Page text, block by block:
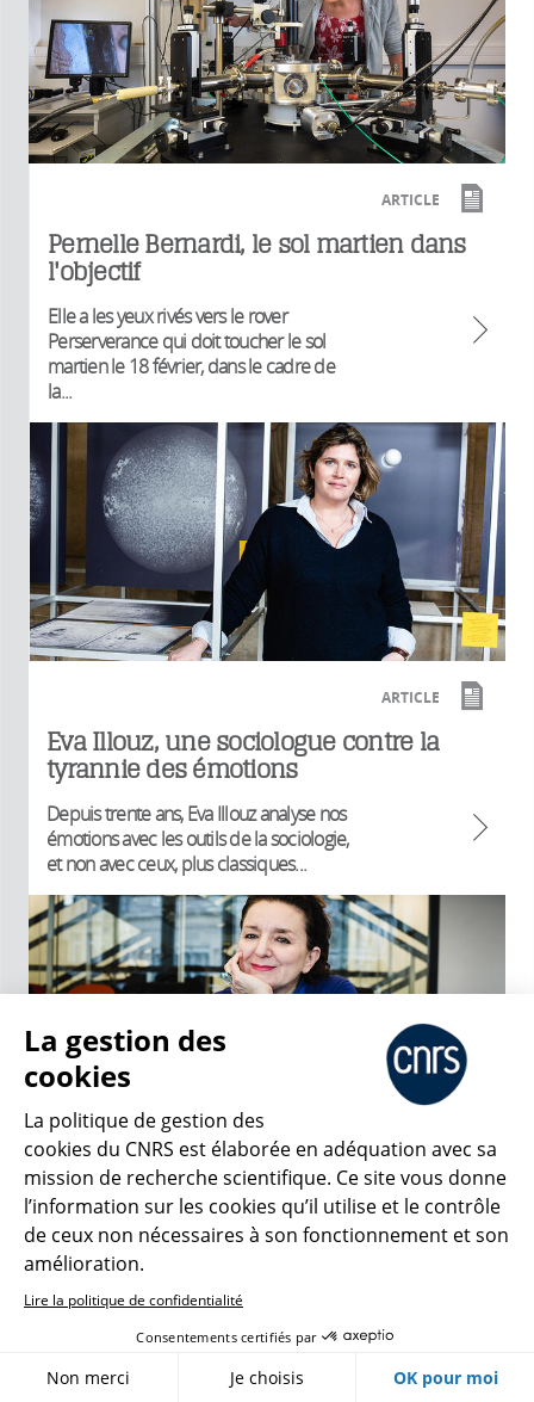
ARTICLE
Pernelle Bernardi, le sol martien dans
l'objectif
Elle a les yeux rivés vers le rover
Perserverance qui doit toucher le sol
martien le 18 février, dans le cadre de
la...
ARTICLE
Eva Illouz, une sociologue contre la
tyrannie des émotions
Depuis trente ans, Eva Illouz analyse nos
émotions avec les outils de la sociologie,
et non avec ceux, plus classiques...
ARTICLE
Françoise Combes, médaille d’or 2020
du CNRS
2020, l’astrophysicienne Françoise
Combes vient d'être nommée
pour 2025-2026. Cette grande
La gestion des
cookies
La politique de gestion des
cookies du CNRS est élaborée en adéquation avec sa
mission de recherche scientifique. Ce site vous donne
l’information sur les cookies qu’il utilise et le contrôle
de ceux non nécessaires à son fonctionnement et son
amélioration.
Lire la politique de confidentialité
Consentements certifiés par
Non merci Je choisis OK pour moi